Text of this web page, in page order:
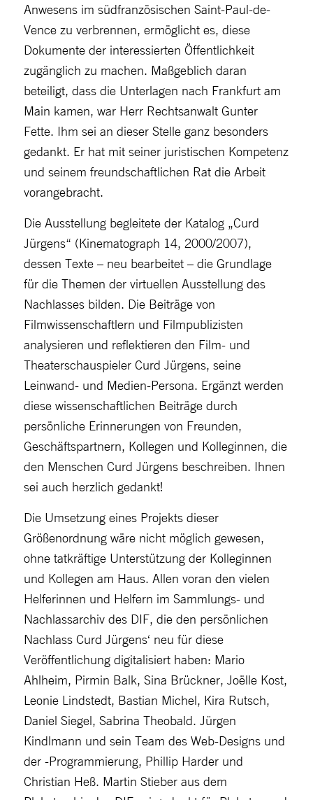
Anwesens im südfranzösischen Saint-Paul-de-
Vence zu verbrennen, ermöglicht es, diese
Dokumente der interessierten Öffentlichkeit
zugänglich zu machen. Maßgeblich daran
beteiligt, dass die Unterlagen nach Frankfurt am
Main kamen, war Herr Rechtsanwalt Gunter
Fette. Ihm sei an dieser Stelle ganz besonders
gedankt. Er hat mit seiner juristischen Kompetenz
und seinem freundschaftlichen Rat die Arbeit
vorangebracht.
Die Ausstellung begleitete der Katalog „Curd
Jürgens“ (Kinematograph 14, 2000/2007),
dessen Texte – neu bearbeitet – die Grundlage
für die Themen der virtuellen Ausstellung des
Nachlasses bilden. Die Beiträge von
Filmwissenschaftlern und Filmpublizisten
analysieren und reflektieren den Film- und
Theaterschauspieler Curd Jürgens, seine
Leinwand- und Medien-Persona. Ergänzt werden
diese wissenschaftlichen Beiträge durch
persönliche Erinnerungen von Freunden,
Geschäftspartnern, Kollegen und Kolleginnen, die
den Menschen Curd Jürgens beschreiben. Ihnen
sei auch herzlich gedankt!
Die Umsetzung eines Projekts dieser
Größenordnung wäre nicht möglich gewesen,
ohne tatkräftige Unterstützung der Kolleginnen
und Kollegen am Haus. Allen voran den vielen
Helferinnen und Helfern im Sammlungs- und
Nachlassarchiv des DIF, die den persönlichen
Nachlass Curd Jürgens‘ neu für diese
Veröffentlichung digitalisiert haben: Mario
Ahlheim, Pirmin Balk, Sina Brückner, Joëlle Kost,
Leonie Lindstedt, Bastian Michel, Kira Rutsch,
Daniel Siegel, Sabrina Theobald. Jürgen
Kindlmann und sein Team des Web-Designs und
der -Programmierung, Phillip Harder und
Christian Heß. Martin Stieber aus dem